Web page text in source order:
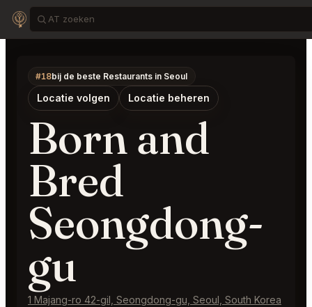
#18bij de beste Restaurants in Seoul
Locatie volgen Locatie beheren
Born and
Bred
Seongdong-
gu
1 Majang-ro 42-gil, Seongdong-gu, Seoul, South Korea